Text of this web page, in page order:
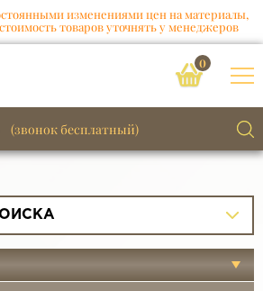
изменениями цен на материалы,
товаров уточнять у менеджеров
0
(звонок бесплатный)